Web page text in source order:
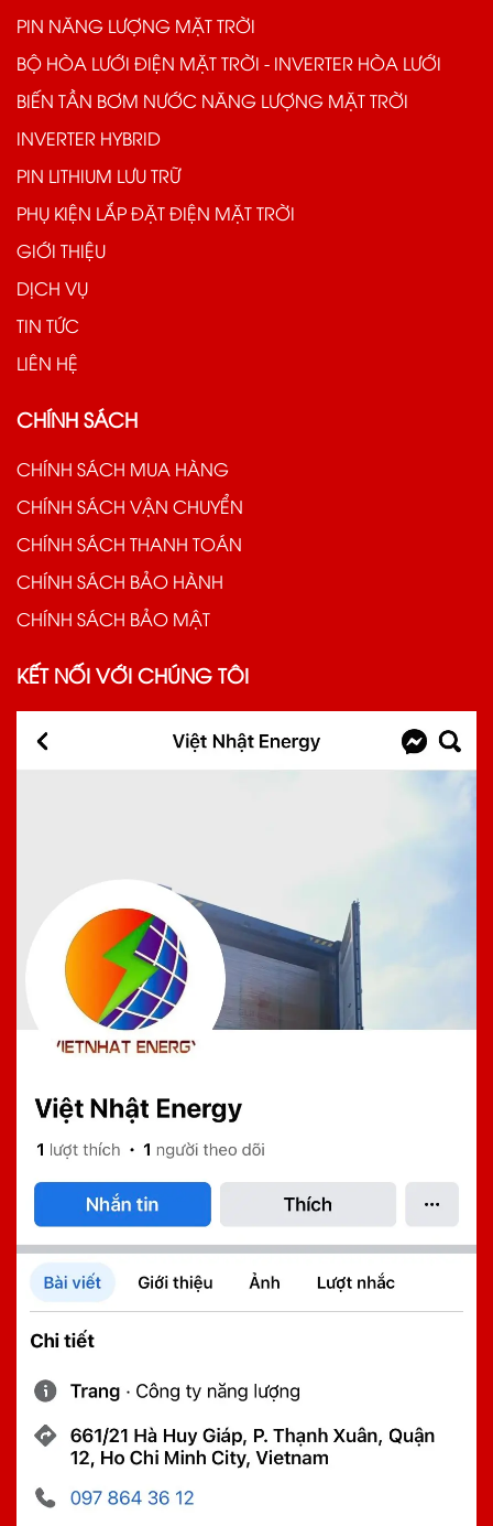
PIN NĂNG LƯỢNG MẶT TRỜI
BỘ HÒA LƯỚI ĐIỆN MẶT TRỜI - INVERTER HÒA LƯỚI
BIẾN TẦN BƠM NƯỚC NĂNG LƯỢNG MẶT TRỜI
INVERTER HYBRID
PIN LITHIUM LƯU TRỮ
PHỤ KIỆN LẮP ĐẶT ĐIỆN MẶT TRỜI
GIỚI THIỆU
DỊCH VỤ
TIN TỨC
LIÊN HỆ
CHÍNH SÁCH
CHÍNH SÁCH MUA HÀNG
CHÍNH SÁCH VẬN CHUYỂN
CHÍNH SÁCH THANH TOÁN
CHÍNH SÁCH BẢO HÀNH
CHÍNH SÁCH BẢO MẬT
KẾT NỐI VỚI CHÚNG TÔI